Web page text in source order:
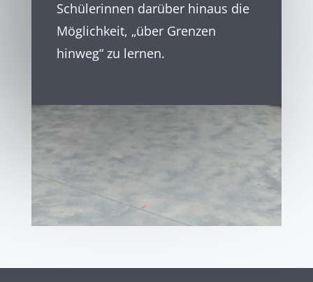
Schülerinnen darüber hinaus die
Möglichkeit, „über Grenzen
hinweg“ zu lernen.